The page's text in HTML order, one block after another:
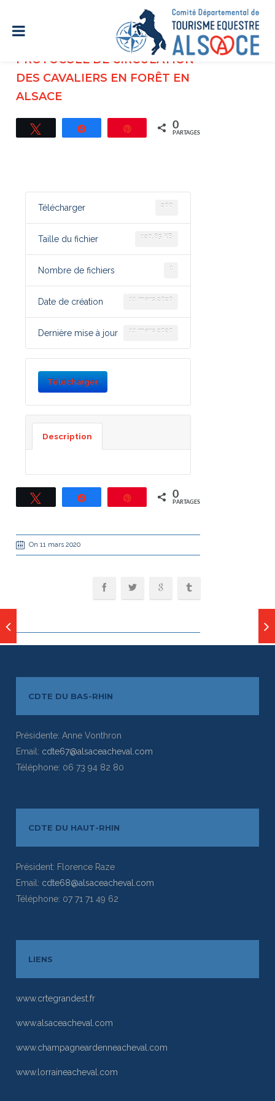
PROTOCOLE DE CIRCULATION
DES CAVALIERS EN FORÊT EN
ALSACE
Tweetez Partagez Épingle 0
PARTAGES
Télécharger 200
Taille du fichier 120.85 KB
Nombre de fichiers 1
Date de création 11 mars 2020
Dernière mise à jour 11 mars 2020
Télécharger
Description
Tweetez Partagez Épingle 0
PARTAGES
On 11 mars 2020
CDTE DU BAS-RHIN
Présidente: Anne Vonthron
Email: cdte67@alsaceacheval.com
Téléphone: 06 73 94 82 80
CDTE DU HAUT-RHIN
Président: Florence Raze
Email: cdte68@alsaceacheval.com
Téléphone: 07 71 71 49 62
LIENS
www.crtegrandest.fr
www.alsaceacheval.com
www.champagneardenneacheval.com
www.lorraineacheval.com